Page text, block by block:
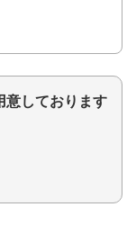
意しております